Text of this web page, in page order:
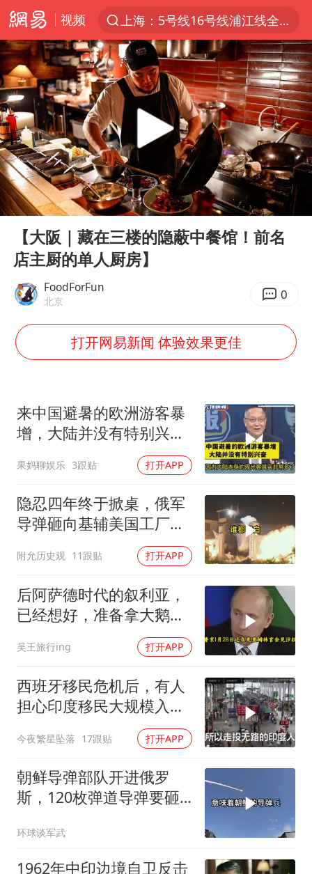
视频
上海：5号线16号线浦江线全线停运
跨界融合拉长夏日经济消费链条
上海暴雨红色预警
四川宜宾5.5级地震后余震为何不断
国足U17与阿森纳决赛取消 并列冠军
王艺迪2-4不敌张本美和止步4强
“白海豚”来了！第一批飞机已绑好
上海轨交全网络地面高架区段限速运行
上海有出现龙卷潜势
白海豚5次眼壁置换
杭州部分地铁高架段临时停运
上海大部迎大暴雨
《龙餐馆》 冲奖
“伊斯兰版北约”出现
构建更高水平的全民健身公共服务体系
Play
00:00 55:55
【大阪｜藏在三楼的隐蔽中餐馆！前名
店主厨的单人厨房】
FoodForFun
北京 0
打开网易新闻 体验效果更佳
来中国避暑的欧洲游客暴
增，大陆并没有特别兴
果妈聊娱乐 3跟贴 打开APP
隐忍四年终于掀桌，俄军
导弹砸向基辅美国工厂，
附允历史观 11跟贴 打开APP
后阿萨德时代的叙利亚，
已经想好，准备拿大鹅石
吴王旅行ing 打开APP
西班牙移民危机后，有人
担心印度移民大规模入侵
今夜繁星坠落 17跟贴 打开APP
朝鲜导弹部队开进俄罗
斯，120枚弹道导弹要砸
环球谈军武
1962年中印边境自卫反击